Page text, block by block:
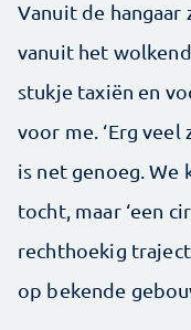
Vanuit de
vanuit het
stukje taxiën en
voor me. ‘Erg
is net genoeg. We
tocht, maar ‘een
rechthoekig
op bekende